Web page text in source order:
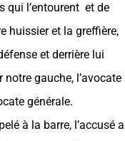
qui l’entourent et de
huissier et la greffière,
et derrière lui
notre gauche, l’avocate
générale.
à la barre, l’accusé a